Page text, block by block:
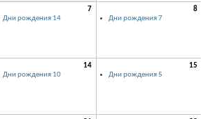
7
Дни рождения 14
8
Дни рождения 7
14
Дни рождения 10
15
Дни рождения 5